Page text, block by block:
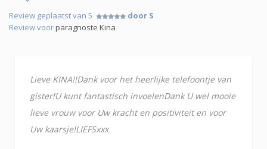
Review geplaatst van 5
door S
Review voorparagnoste Kina
Lieve KINA!!Dank voor het heerlijke telefoontje van
gister!U kunt fantastisch invoelenDank U wel mooie
lieve vrouw voor Uw kracht en positiviteit en voor
Uw kaarsje!LIEFSxxx